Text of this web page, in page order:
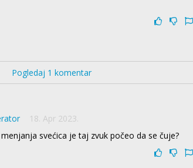
Pogledaj 1 komentar
18. Apr 2023.
svećica je taj zvuk počeo da se čuje?